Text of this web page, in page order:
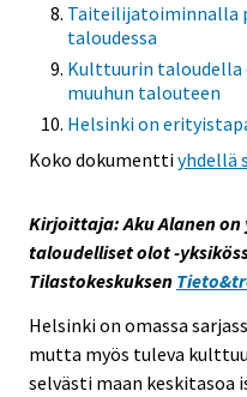
Taiteilijatoiminnalla
taloudessa
Kulttuurin taloudella
muuhun talouteen
Helsinki on
Koko dokumenttiyhdellä
Kirjoittaja: Aku Alanen
taloudelliset olot -
Tilastokeskuksen
Helsinki on omassa
mutta myös tuleva
selvästi maan